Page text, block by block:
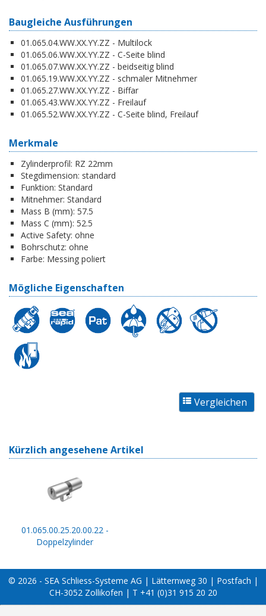
Baugleiche Ausführungen
01.065.04.WW.XX.YY.ZZ - Multilock
01.065.06.WW.XX.YY.ZZ - C-Seite blind
01.065.07.WW.XX.YY.ZZ - beidseitig blind
01.065.19.WW.XX.YY.ZZ - schmaler Mitnehmer
01.065.27.WW.XX.YY.ZZ - Biffar
01.065.43.WW.XX.YY.ZZ - Freilauf
01.065.52.WW.XX.YY.ZZ - C-Seite blind, Freilauf
Merkmale
Zylinderprofil: RZ 22mm
Stegdimension: standard
Funktion: Standard
Mitnehmer: Standard
Mass B (mm): 57.5
Mass C (mm): 52.5
Active Safety: ohne
Bohrschutz: ohne
Farbe: Messing poliert
Mögliche Eigenschaften
Kürzlich angesehene Artikel
01.065.00.25.20.00.22 -
Doppelzylinder
© 2026 - SEA Schliess-Systeme AG | Lätternweg 30 | Postfach |
CH-3052 Zollikofen | T +41 (0)31 915 20 20